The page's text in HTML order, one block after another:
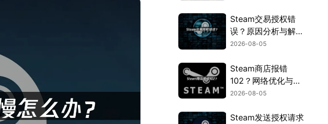
Steam交易授权错
误？原因分析与解决
方法！
2026-08-05
Steam商店报错
102？网络优化与连
接问题解决指南！
2026-08-05
Steam发送授权请求